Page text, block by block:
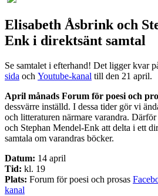
Elisabeth Åsbrink och
Enk i direktsänt samtal
Se samtalet i efterhand! Det ligger kvar
sida och Youtube-kanal till den 21 april.
April månads Forum för poesi och
dessvärre inställd. I dessa tider gör vi
och litteraturen närmare varandra.
och Stephan Mendel-Enk att delta i ett
samtala om varandras böcker.
Datum: 14 april
Tid: kl. 19
Plats: Forum för poesi och prosas
kanal